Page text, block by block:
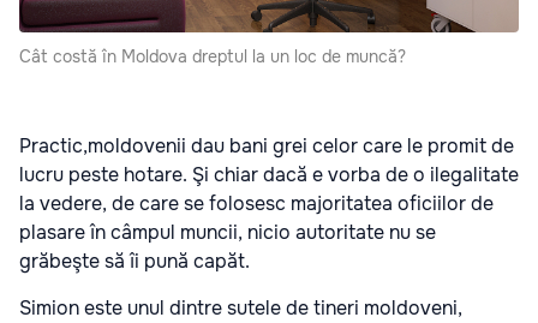
Cât costă în Moldova dreptul la un loc de muncă?
Practic,moldovenii dau bani grei celor care le promit de
lucru peste hotare. Şi chiar dacă e vorba de o ilegalitate
la vedere, de care se folosesc majoritatea oficiilor de
plasare în câmpul muncii, nicio autoritate nu se
grăbeşte să îi pună capăt.
Simion este unul dintre sutele de tineri moldoveni,